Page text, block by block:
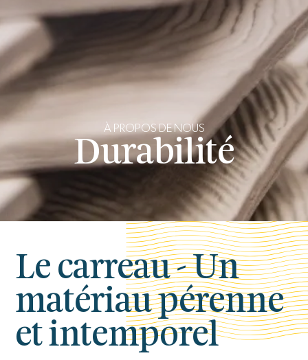
À PROPOS DE NOUS
Durabilité
Le carreau - Un
matériau pérenne
et intemporel